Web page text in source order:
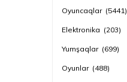
Oyuncaqlar(5441)
Elektronika (203)
Yumşaqlar(699)
Oyunlar(488)